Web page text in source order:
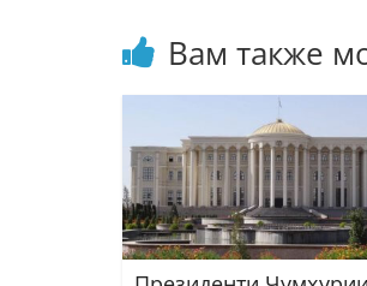
Вам также